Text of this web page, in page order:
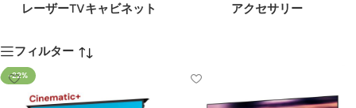
レーザーTVキャビネット アクセサリー
フィルター
-22%